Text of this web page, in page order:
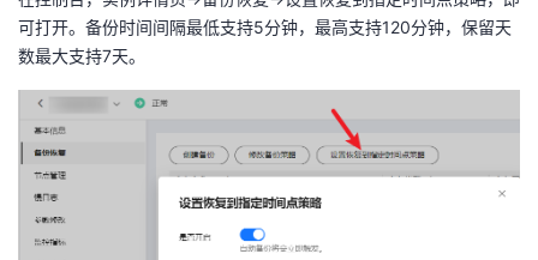
可打开。备份时间间隔最低支持5分钟，最高支持120分钟，保留天
数最大支持7天。